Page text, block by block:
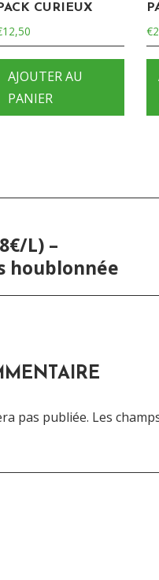
PACK CURIEUX
12,50
AJOUTER AU
PANIER
€
L) –
houblonnée
pas publiée. Les